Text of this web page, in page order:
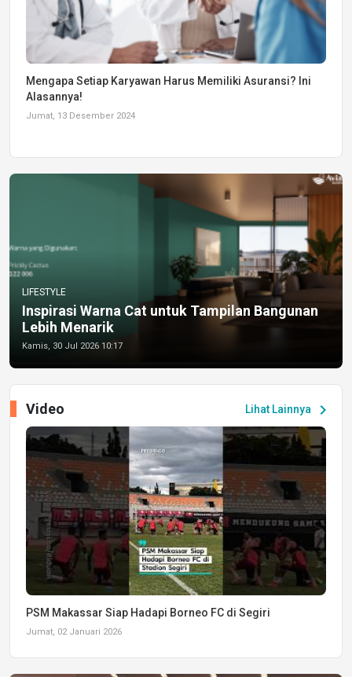
Mengapa Setiap Karyawan Harus Memiliki Asuransi? Ini
Alasannya!
Jumat, 13 Desember 2024
LIFESTYLE
Inspirasi Warna Cat untuk Tampilan Bangunan
Lebih Menarik
Kamis, 30 Jul 2026 10:17
Lihat Lainnya chevron_right
Video
PSM Makassar Siap Hadapi Borneo FC di Segiri
Jumat, 02 Januari 2026